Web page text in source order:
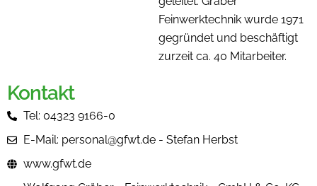
Feinwerktechnik wurde 1971
gegründet und beschäftigt
zurzeit ca. 40 Mitarbeiter.
Kontakt
Tel: 04323 9166-0
E-Mail: personal@gfwt.de - Stefan Herbst
www.gfwt.de